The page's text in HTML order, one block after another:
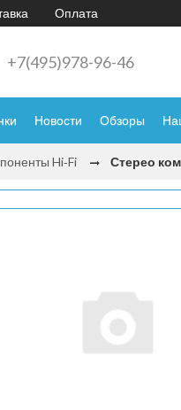
Оплата
+7(495)978-96-46
Новости Обзоры
Hi‑Fi Стерео